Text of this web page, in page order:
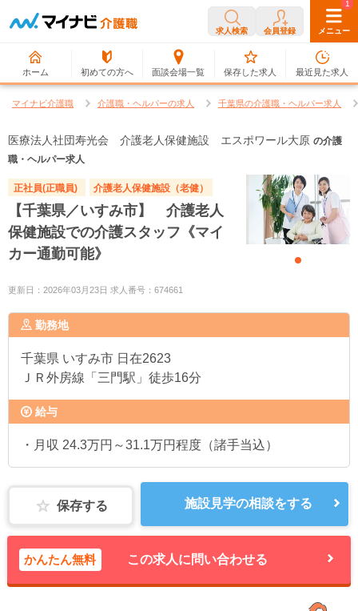
求人検索 会員登録 メニュー
ホーム 初めての方へ 面談会場一覧
0
保存した求人
1
最近見た求人
マイナビ介護職 介護職・ヘルパーの求人 千葉県の介護職・ヘルパー求人
医療法人社団寿光会 介護老人保健施設 エスポワール大原 の介護
職・ヘルパー求人
正社員(正職員) 介護老人保健施設（老健）
【千葉県／いすみ市】 介護老人
保健施設での介護スタッフ《マイ
カー通勤可能》
更新日：2026年03月23日 求人番号：674661
勤務地
千葉県 いすみ市 日在2623
ＪＲ外房線「三門駅」徒歩16分
給与
・月収 24.3万円～31.1万円程度（諸手当込）
保存する 施設見学の相談をする
かんたん無料 この求人に問い合わせる